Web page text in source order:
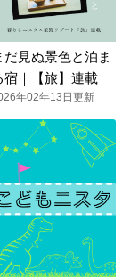
だ見ぬ景色と泊ま
宿｜【旅】連載
年02年13日更新